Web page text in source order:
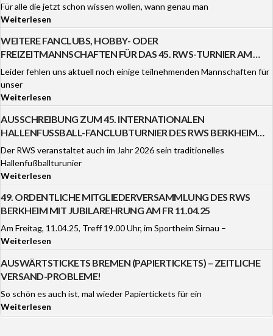
Für alle die jetzt schon wissen wollen, wann genau man
Weiterlesen
WEITERE FANCLUBS, HOBBY- ODER
FREIZEITMANNSCHAFTEN FÜR DAS 45. RWS-TURNIER AM
3./4.1.26 GESUCHT!
Leider fehlen uns aktuell noch einige teilnehmenden Mannschaften für
unser
Weiterlesen
AUSSCHREIBUNG ZUM 45. INTERNATIONALEN
HALLENFUSSBALL-FANCLUBTURNIER DES RWS BERKHEIM A
M 3. UND 4. JANUAR 2026
Der RWS veranstaltet auch im Jahr 2026 sein traditionelles
Hallenfußballturunier
Weiterlesen
49. ORDENTLICHE MITGLIEDERVERSAMMLUNG DES RWS
BERKHEIM MIT JUBILAREHRUNG AM FR 11.04.25
Am Freitag, 11.04.25, Treff 19.00 Uhr, im Sportheim Sirnau –
Weiterlesen
AUSWÄRTSTICKETS BREMEN (PAPIERTICKETS) – ZEITLICHE
VERSAND-PROBLEME!
So schön es auch ist, mal wieder Papiertickets für ein
Weiterlesen